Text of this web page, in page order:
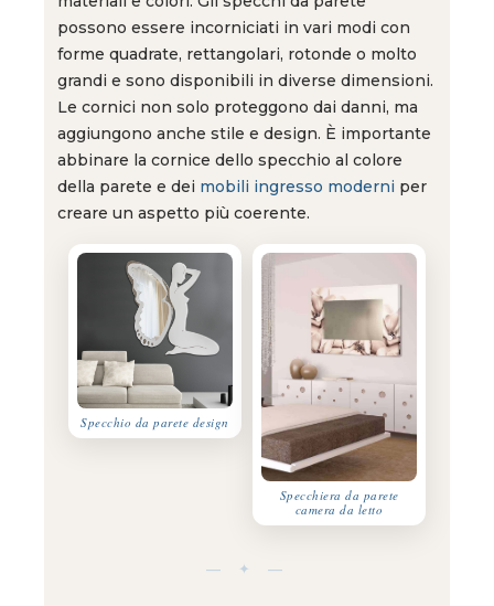
possono essere incorniciati in vari modi con
forme quadrate, rettangolari, rotonde o molto
grandi e sono disponibili in diverse dimensioni.
Le cornici non solo proteggono dai danni, ma
aggiungono anche stile e design. È importante
abbinare la cornice dello specchio al colore
della parete e dei mobili ingresso moderni per
creare un aspetto più coerente.
Specchio da parete design
Specchiera da parete
camera da letto
— ✦ —